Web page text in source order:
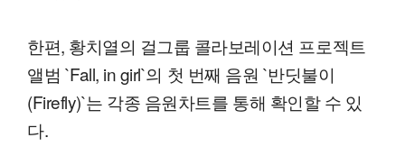
한편, 황치열의 걸그룹 콜라보레이션 프로젝트
앨범 `Fall, in girl`의 첫 번째 음원 `반딧불이
(Firefly)`는 각종 음원차트를 통해 확인할 수 있
다.